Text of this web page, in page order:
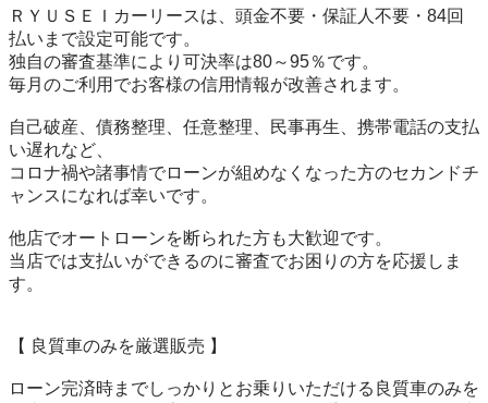
ＲＹＵＳＥＩカーリースは、頭金不要・保証人不要・84回
払いまで設定可能です。
独自の審査基準により可決率は80～95％です。
毎月のご利用でお客様の信用情報が改善されます。
自己破産、債務整理、任意整理、民事再生、携帯電話の支払
い遅れなど、
コロナ禍や諸事情でローンが組めなくなった方のセカンドチ
ャンスになれば幸いです。
他店でオートローンを断られた方も大歓迎です。
当店では支払いができるのに審査でお困りの方を応援しま
す。
【 良質車のみを厳選販売 】
ローン完済時までしっかりとお乗りいただける良質車のみを